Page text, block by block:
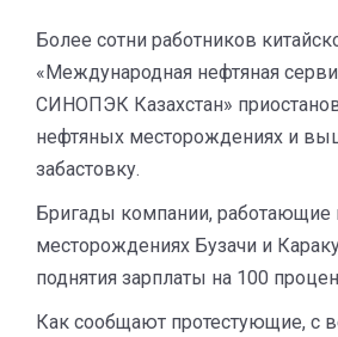
Более сотни работников
«Международная нефтяная
СИНОПЭК Казахстан»
нефтяных месторождениях и
забастовку.
Бригады компании, работающие
месторождениях Бузачи и
поднятия зарплаты на 100
Как сообщают протестующие, с